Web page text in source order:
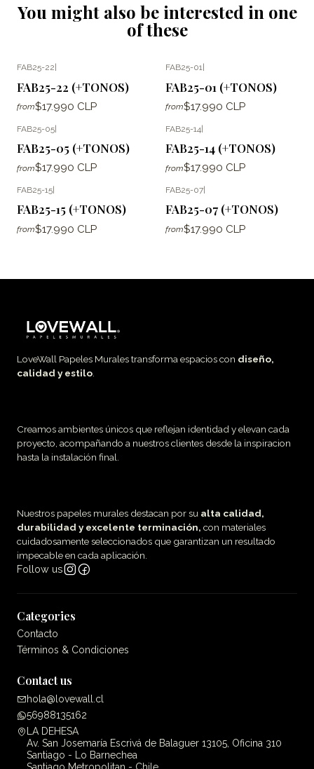
You might also be interested in one
of these
FAB25-22
FAB25-22 (+TONOS)
from$17.990 CLP
FAB25-01
FAB25-01 (+TONOS)
from$17.990 CLP
FAB25-05|
FAB25-05 (+TONOS)
from$17.990 CLP
FAB25-14|
FAB25-14 (+TONOS)
from$17.990 CLP
FAB25-15
FAB25-15 (+TONOS)
from$17.990 CLP
FAB25-07
FAB25-07 (+TONOS)
from$17.990 CLP
LoveWall Papeles Murales transforma espacios con diseño,
calidad y estilo
Creamos ambientes únicos que reflejan identidad y elevan cada
proyecto, acompañando a nuestros clientes desde la inspiracion
hasta la instalación final.
Nuestros papeles murales destacan por su alta calidad,
durabilidad y excelente terminación, con materiales
cuidadosamente seleccionados que garantizan un resultado
impecable en cada aplicación.
Follow us
Categories
Contacto
Términos & Condiciones
Contact us
hola@lovewall.cl
56988135162
LA DEHESA
Av. San Josemaría Escrivá de Balaguer 13105, Oficina 310
Santiago - Lo Barnechea